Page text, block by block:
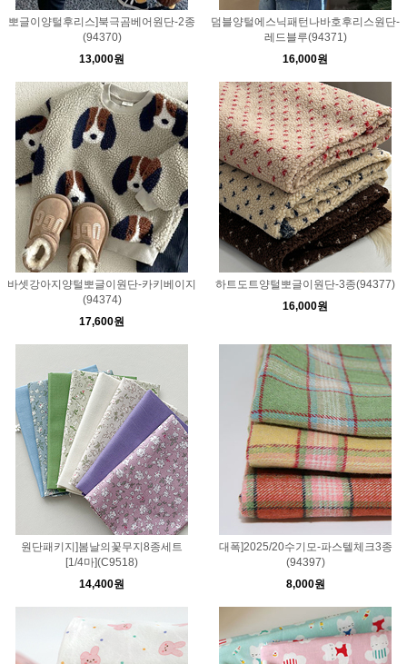
뽀글이양털후리스]북극곰베어원단-2종
(94370)
13,000원
덤블양털에스닉패턴나바호후리스원단-
레드블루(94371)
16,000원
바셋강아지양털뽀글이원단-카키베이지
(94374)
17,600원
하트도트양털뽀글이원단-3종(94377)
16,000원
원단패키지]봄날의꽃무지8종세트
[1/4마](C9518)
14,400원
대폭]2025/20수기모-파스텔체크3종
(94397)
8,000원